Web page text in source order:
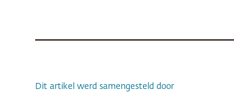
Dit artikel werd samengesteld door